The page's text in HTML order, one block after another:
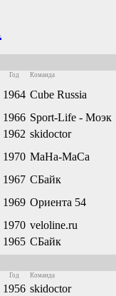
Год Команда
1964 Cube Russia
1966 Sport-Life - Моэк
1962 skidoctor
1970 МаНа-МаСа
1967 СБайк
1969 Ориента 54
1970 veloline.ru
1965 СБайк
Год Команда
1956 skidoctor